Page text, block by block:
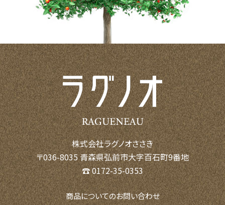
株式会社ラグノオささき
〒036-8035 青森県弘前市大字百石町9番地
☎ 0172-35-0353
商品についてのお問い合わせ